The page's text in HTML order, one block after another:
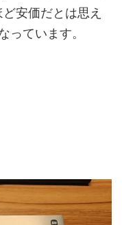
安価だとは思え
っています。